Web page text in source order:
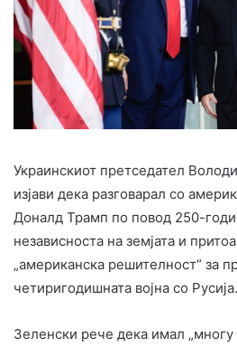
Украинскиот претседател
изјави дека разговарал со
Доналд Трамп по повод 250-
независноста на земјата и
„американска решителност“ за
четиригодишната војна со Русија.
Зеленски рече дека имал „многу